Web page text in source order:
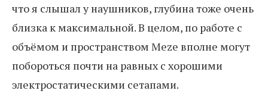
что я слышал у наушников, глубина тоже очень
близка к максимальной. В целом, по работе с
объёмом и пространством Meze вполне могут
побороться почти на равных с хорошими
электростатическими сетапами.